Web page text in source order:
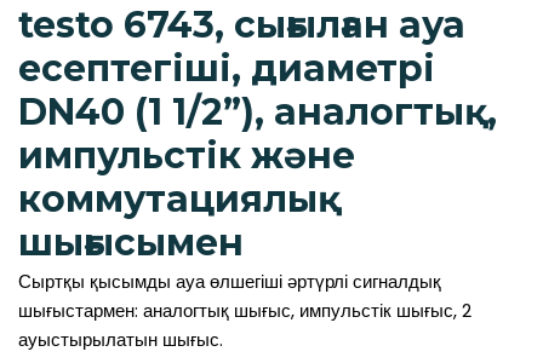
testo 6743, сығылған ауа
есептегіші, диаметрі
DN40 (1 1/2”), аналогтық,
импульстік және
коммутациялық
шығысымен
Сыртқы қысымды ауа өлшегіші әртүрлі сигналдық
шығыстармен: аналогтық шығыс, импульстік шығыс, 2
ауыстырылатын шығыс.